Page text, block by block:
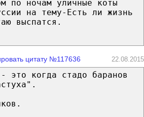
по ночам уличные коты
на тему-Есть ли жизнь
выспатся.
цитату №117636 22.08.2015
это когда стадо баранов